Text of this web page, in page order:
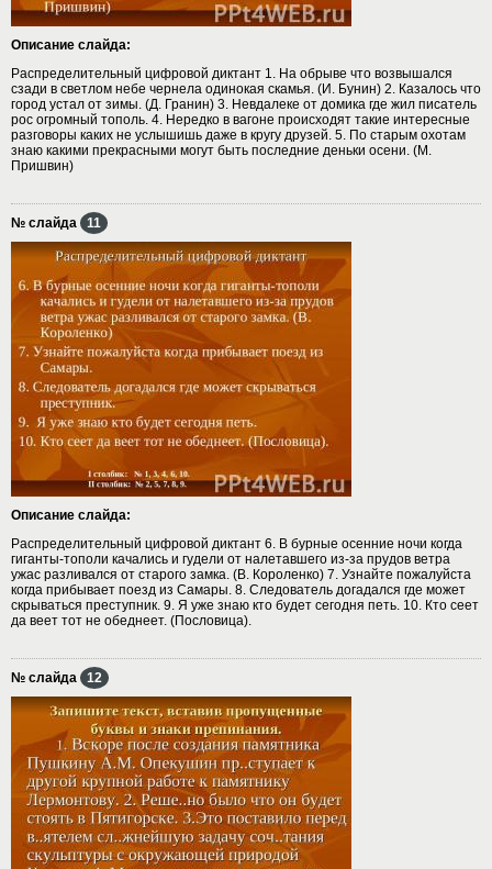
Описание слайда:
Распределительный цифровой диктант 1. На обрыве что возвышался
сзади в светлом небе чернела одинокая скамья. (И. Бунин) 2. Казалось что
город устал от зимы. (Д. Гранин) 3. Невдалеке от домика где жил писатель
рос огромный тополь. 4. Нередко в вагоне происходят такие интересные
разговоры каких не услышишь даже в кругу друзей. 5. По старым охотам
знаю какими прекрасными могут быть последние деньки осени. (М.
Пришвин)
№ слайда 11
Описание слайда:
Распределительный цифровой диктант 6. В бурные осенние ночи когда
гиганты-тополи качались и гудели от налетавшего из-за прудов ветра
ужас разливался от старого замка. (В. Короленко) 7. Узнайте пожалуйста
когда прибывает поезд из Самары. 8. Следователь догадался где может
скрываться преступник. 9. Я уже знаю кто будет сегодня петь. 10. Кто сеет
да веет тот не обеднеет. (Пословица).
№ слайда 12